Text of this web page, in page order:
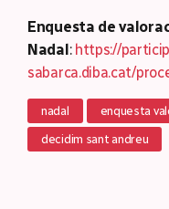
Enquesta de
Nadal: https://
sabarca.diba.cat/
nadal enquesta
decidim sant andreu